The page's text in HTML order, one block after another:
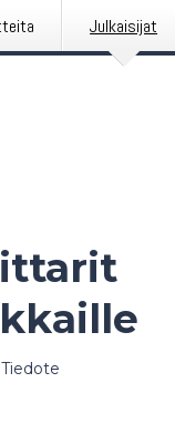
Julkaisijat
Tiedote